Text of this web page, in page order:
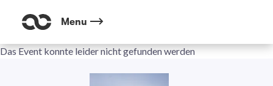
Menu
Das Event konnte leider nicht gefunden werden